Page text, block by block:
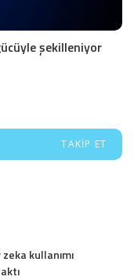
şekilleniyor
TAKIP ET
kullanımı